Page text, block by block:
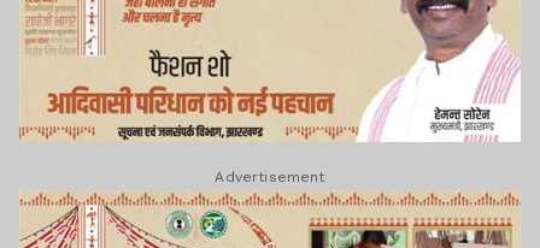
Advertisement